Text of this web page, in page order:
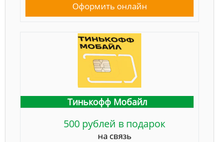
Оформить онлайн
Тинькофф Мобайл
500 рублей в подарок
на связь